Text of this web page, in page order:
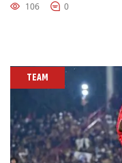
106 0
TEAM